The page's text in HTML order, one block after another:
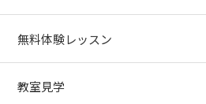
無料体験レッスン
教室見学